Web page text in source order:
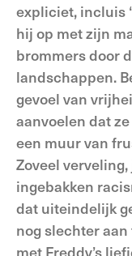
expliciet, incluis
hij op met zijn
brommers door
landschappen.
gevoel van
aanvoelen dat
een muur van
Zoveel
ingebakken
dat uiteindelijk
nog slechter
met Freddy’s